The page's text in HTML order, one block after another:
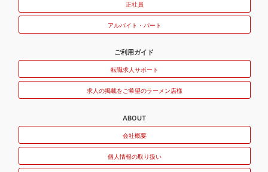
正社員
アルバイト・パート
ご利用ガイド
転職求人サポート
求人の掲載をご希望のラーメン店様
ABOUT
会社概要
個人情報の取り扱い